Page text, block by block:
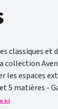
classiques
espaces
5 matières
ici